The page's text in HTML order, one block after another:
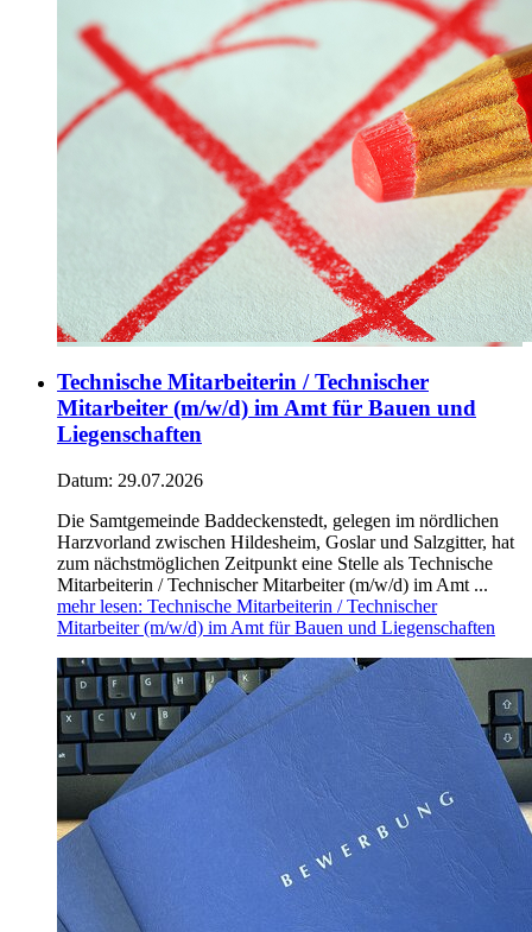
Technische Mitarbeiterin / Technischer
Mitarbeiter (m/w/d) im Amt für Bauen und
Liegenschaften
Datum: 29.07.2026
Die Samtgemeinde Baddeckenstedt, gelegen im nördlichen
Harzvorland zwischen Hildesheim, Goslar und Salzgitter, hat
zum nächstmöglichen Zeitpunkt eine Stelle als Technische
Mitarbeiterin / Technischer Mitarbeiter (m/w/d) im Amt ...
mehr lesen: Technische Mitarbeiterin / Technischer
Mitarbeiter (m/w/d) im Amt für Bauen und Liegenschaften